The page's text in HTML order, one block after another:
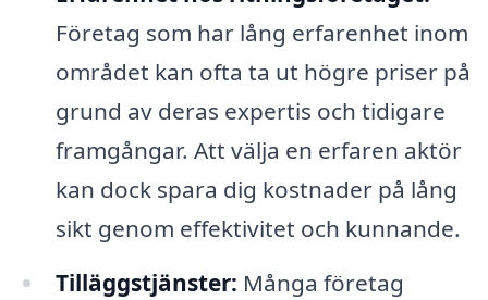
Företag som har lång erfarenhet inom
området kan ofta ta ut högre priser på
grund av deras expertis och tidigare
framgångar. Att välja en erfaren aktör
kan dock spara dig kostnader på lång
sikt genom effektivitet och kunnande.
Tilläggstjänster: Många företag